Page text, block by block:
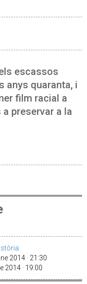
escassos
anys quaranta, i
film racial a
preservar a la
2014 · 21:30
2014 · 19:00